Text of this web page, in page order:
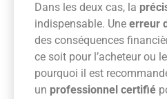
Dans les deux cas, la
indispensable. Une erreur
des conséquences
ce soit pour l’acheteur ou
pourquoi il est
un professionnel certifié